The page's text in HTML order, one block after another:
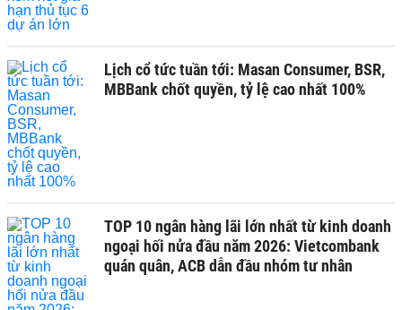
Lịch cổ tức tuần tới: Masan Consumer, BSR,
MBBank chốt quyền, tỷ lệ cao nhất 100%
TOP 10 ngân hàng lãi lớn nhất từ kinh doanh
ngoại hối nửa đầu năm 2026: Vietcombank
quán quân, ACB dẫn đầu nhóm tư nhân